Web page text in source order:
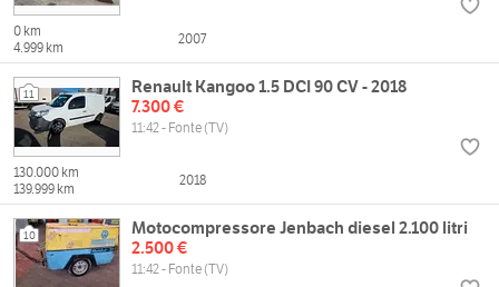
0 km
4.999 km
2007
11
Renault Kangoo 1.5 DCI 90 CV - 2018
7.300 €
11:42 - Fonte (TV)
130.000 km
139.999 km
2018
10
Motocompressore Jenbach diesel 2.100 litri
2.500 €
11:42 - Fonte (TV)